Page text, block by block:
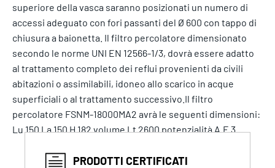
superiore della vasca saranno posizionati un numero di
accessi adeguato con fori passanti del Ø 600 con tappo di
chiusura a baionetta. Il filtro percolatore dimensionato
secondo le norme UNI EN 12566-1/3, dovrà essere adatto
al trattamento completo dei reflui provenienti da civili
abitazioni o assimilabili, idoneo allo scarico in acque
superficiali o al trattamento successivo.Il filtro
percolatore FSNM-18000MA2 avrà le seguenti dimensioni:
Lu 150 La 150 H 182 volume Lt 2600 potenzialità A.E 3
PRODOTTI CERTIFICATI